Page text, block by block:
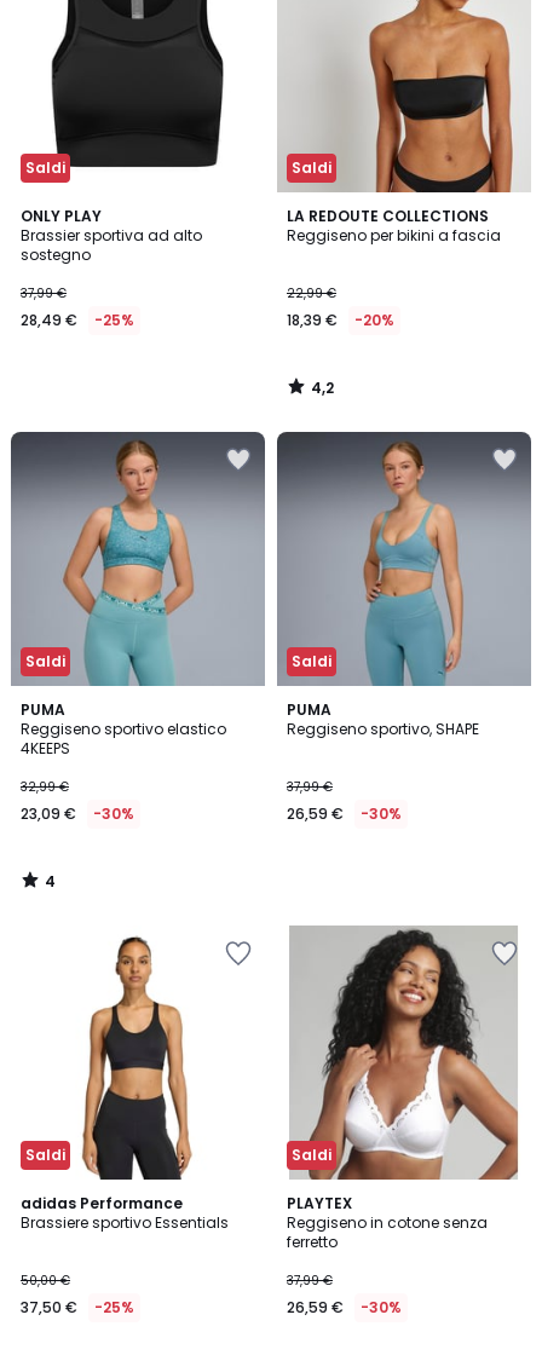
Saldi
ONLY PLAY
Brassier sportiva ad alto
sostegno
37,99 €
28,49 € -25%
Saldi
LA REDOUTE COLLECTIONS
Reggiseno per bikini a fascia
22,99 €
18,39 € -20%
4,2
/ 5
4,2
/
Saldi
PUMA
Reggiseno sportivo elastico
4KEEPS
32,99 €
23,09 € -30%
4
/
5
4
/
Saldi
PUMA
Reggiseno sportivo, SHAPE
37,99 €
26,59 € -30%
Saldi
adidas Performance
Brassiere sportivo Essentials
50,00 €
37,50 € -25%
5
/
Saldi
PLAYTEX
Reggiseno in cotone senza
ferretto
37,99 €
26,59 € -30%
5
/
5
2
Colori